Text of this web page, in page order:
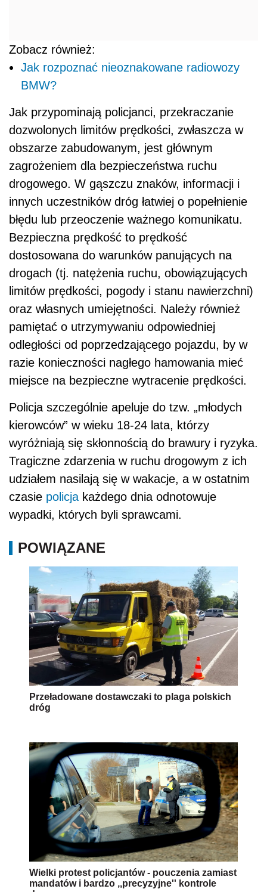
Zobacz również:
Jak rozpoznać nieoznakowane radiowozy
BMW?
Jak przypominają policjanci, przekraczanie
dozwolonych limitów prędkości, zwłaszcza w
obszarze zabudowanym, jest głównym
zagrożeniem dla bezpieczeństwa ruchu
drogowego. W gąszczu znaków, informacji i
innych uczestników dróg łatwiej o popełnienie
błędu lub przeoczenie ważnego komunikatu.
Bezpieczna prędkość to prędkość
dostosowana do warunków panujących na
drogach (tj. natężenia ruchu, obowiązujących
limitów prędkości, pogody i stanu nawierzchni)
oraz własnych umiejętności. Należy również
pamiętać o utrzymywaniu odpowiedniej
odległości od poprzedzającego pojazdu, by w
razie konieczności nagłego hamowania mieć
miejsce na bezpieczne wytracenie prędkości.
Policja szczególnie apeluje do tzw. „młodych
kierowców” w wieku 18-24 lata, którzy
wyróżniają się skłonnością do brawury i ryzyka.
Tragiczne zdarzenia w ruchu drogowym z ich
udziałem nasilają się w wakacje, a w ostatnim
czasie policja każdego dnia odnotowuje
wypadki, których byli sprawcami.
POWIĄZANE
Przeładowane dostawczaki to plaga polskich
dróg
Wielki protest policjantów - pouczenia zamiast
mandatów i bardzo ,,precyzyjne'' kontrole